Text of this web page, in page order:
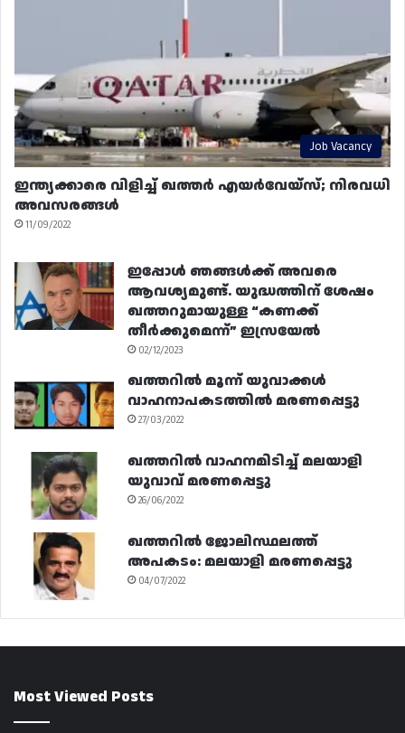
Job Vacancy
ഇന്ത്യക്കാരെ വിളിച്ച് ഖത്തർ എയർവേയ്‌സ്; നിരവധി
അവസരങ്ങൾ
11/09/2022
ഇപ്പോൾ ഞങ്ങൾക്ക് അവരെ
ആവശ്യമുണ്ട്. യുദ്ധത്തിന് ശേഷം
ഖത്തറുമായുള്ള “കണക്ക്
തീർക്കുമെന്ന്” ഇസ്രയേൽ
02/12/2023
ഖത്തറിൽ മൂന്ന് യുവാക്കൾ
വാഹനാപകടത്തിൽ മരണപ്പെട്ടു
27/03/2022
ഖത്തറിൽ വാഹനമിടിച്ച് മലയാളി
യുവാവ് മരണപ്പെട്ടു
26/06/2022
ഖത്തറിൽ ജോലിസ്ഥലത്ത്
അപകടം: മലയാളി മരണപ്പെട്ടു
04/07/2022
Most Viewed Posts